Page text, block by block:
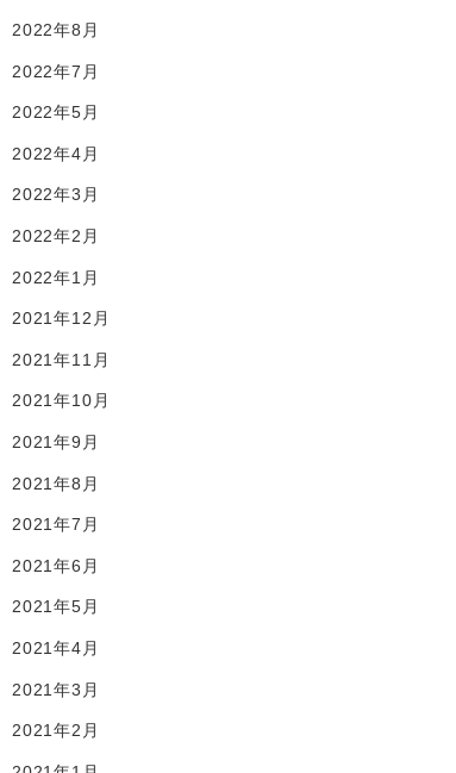
2022年8月
2022年7月
2022年5月
2022年4月
2022年3月
2022年2月
2022年1月
2021年12月
2021年11月
2021年10月
2021年9月
2021年8月
2021年7月
2021年6月
2021年5月
2021年4月
2021年3月
2021年2月